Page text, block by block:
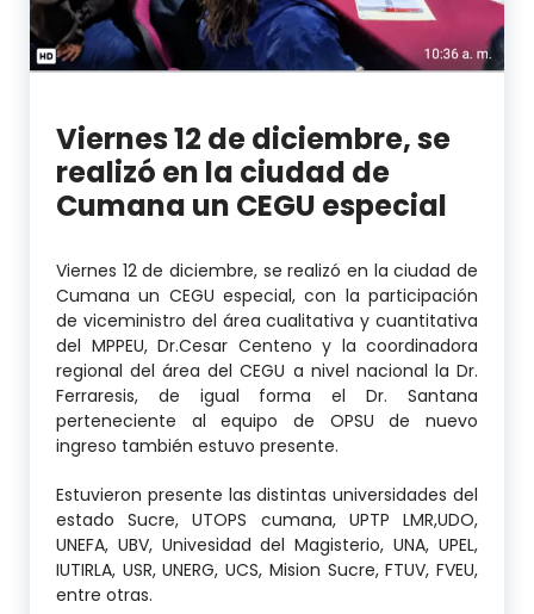
Viernes 12 de diciembre, se
realizó en la ciudad de
Cumana un CEGU especial
Viernes 12 de diciembre, se realizó en la ciudad de
Cumana un CEGU especial, con la participación
de viceministro del área cualitativa y cuantitativa
del MPPEU, Dr.Cesar Centeno y la coordinadora
regional del área del CEGU a nivel nacional la Dr.
Ferraresis, de igual forma el Dr. Santana
perteneciente al equipo de OPSU de nuevo
ingreso también estuvo presente.
Estuvieron presente las distintas universidades del
estado Sucre, UTOPS cumana, UPTP LMR,UDO,
UNEFA, UBV, Univesidad del Magisterio, UNA, UPEL,
IUTIRLA, USR, UNERG, UCS, Mision Sucre, FTUV, FVEU,
entre otras.